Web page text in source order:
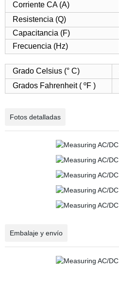
Corriente CA (A)
Resistencia (Q)
Capacitancia (F)
Frecuencia (Hz)
Grado Celsius (° C)
Grados Fahrenheit ( ºF )
Fotos detalladas
Embalaje y envío